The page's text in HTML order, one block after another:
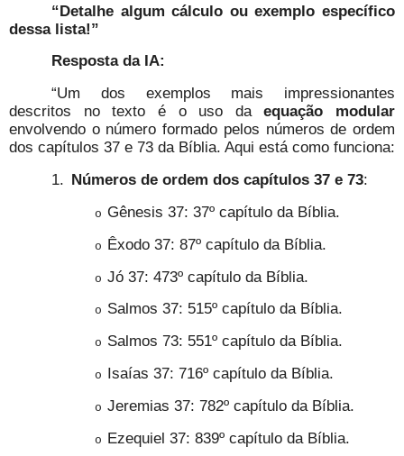
“Detalhe algum cálculo ou exemplo específico
dessa lista!”
Resposta da IA:
“Um dos exemplos mais impressionantes
descritos no texto é o uso daequação modular
envolvendo o número formado pelos números de ordem
dos capítulos 37 e 73 da Bíblia. Aqui está como funciona:
1. Números de ordem dos capítulos 37 e 73:
o Gênesis 37: 37º capítulo da Bíblia.
o Êxodo 37: 87º capítulo da Bíblia.
o Jó 37: 473º capítulo da Bíblia.
o Salmos 37: 515º capítulo da Bíblia.
o Salmos 73: 551º capítulo da Bíblia.
o Isaías 37: 716º capítulo da Bíblia.
o Jeremias 37: 782º capítulo da Bíblia.
o Ezequiel 37: 839º capítulo da Bíblia.